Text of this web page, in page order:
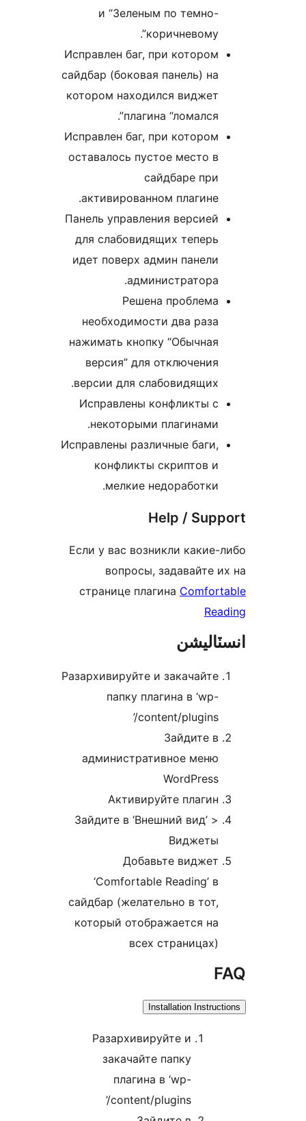
и “Зеленым по темно-
Исправлен баг, при котором
сайдбар (боковая панель) на
котором находился виджет
плагина “ломался”.
Исправлен баг, при котором
оставалось пустое место в
активированном плагине.
Панель управления версией
для слабовидящих теперь
идет поверх админ панели
администратора.
Решена проблема
необходимости два раза
нажимать кнопку “Обычная
версия” для отключения
версии для слабовидящих.
Исправлены конфликты с
некоторыми плагинами.
Исправлены различные баги,
конфликты скриптов и
мелкие недоработки.
Help /
Если у вас возникли какие-
вопросы, задавайте
странице плагина
Разархивируйте и закачайте
папку плагина в ‘wp-
content/plugins/’
административное меню
Активируйте плагин
Зайдите в ‘Внешний вид’ >
Добавьте виджет
‘Comfortable Reading’ в
сайдбар (желательно в тот,
который отображается на
всех страницах)
Installation
Разархивируйте и
закачайте папку
content/plugins/’